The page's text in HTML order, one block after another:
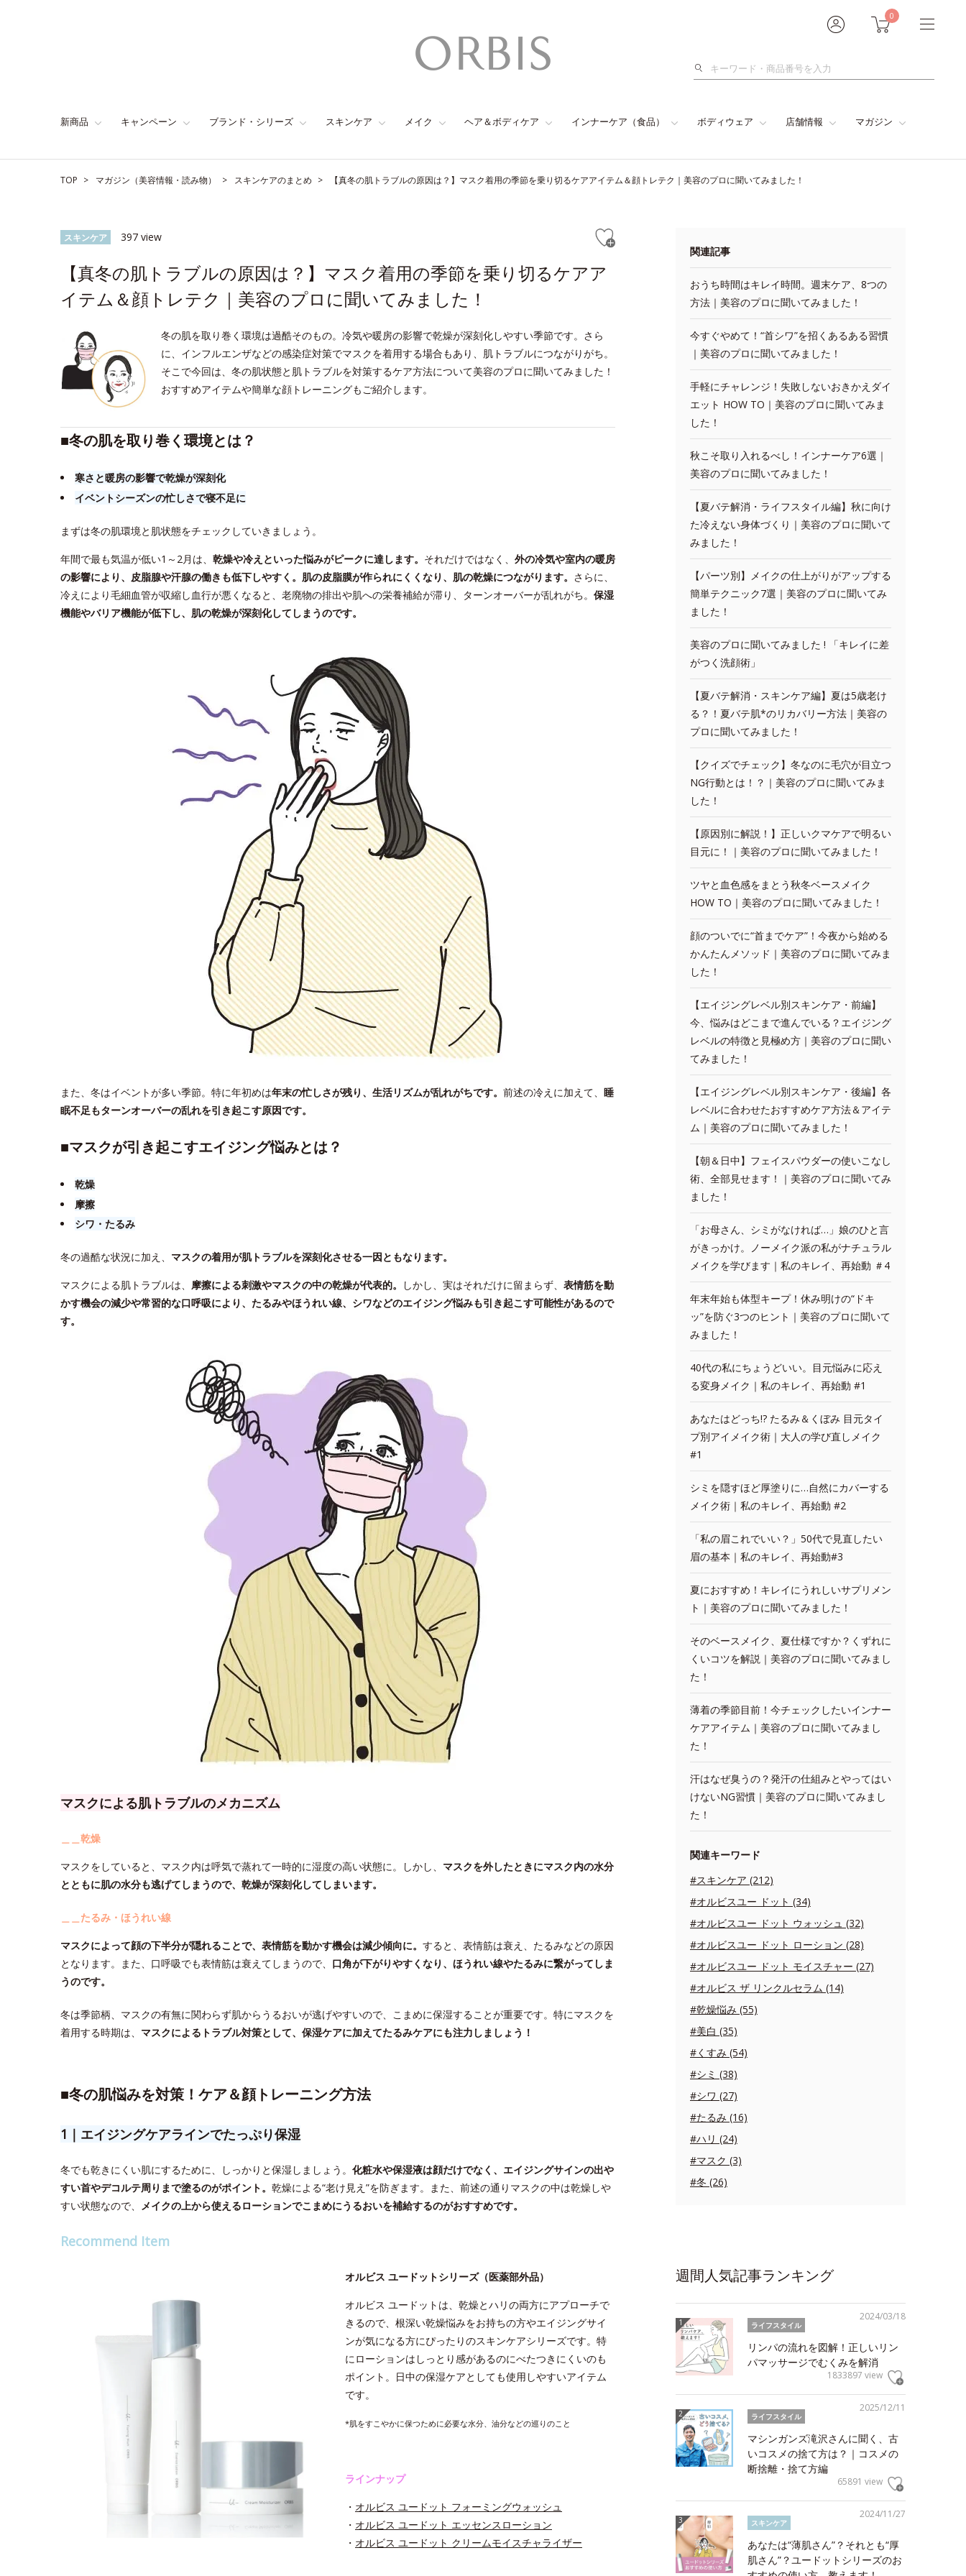
0
検
新商品 キャンペーン ブランド・シリーズ スキンケア メイク ヘア＆ボディケア インナーケア（食品） ボディウェア 店舗情報 マガジン
TOP マガジン（美容情報・読み物） スキンケアのまとめ 【真冬の肌トラブルの原因は？】マスク着用の季節を乗り切るケアアイテム＆顔トレテク｜美容のプロに聞いてみました！
スキンケア 397 view
【真冬の肌トラブルの原因は？】マスク着用の季節を乗り切るケアア
イテム＆顔トレテク｜美容のプロに聞いてみました！
冬の肌を取り巻く環境は過酷そのもの。冷気や暖房の影響で乾燥が深刻化しやすい季節です。さら
に、インフルエンザなどの感染症対策でマスクを着用する場合もあり、肌トラブルにつながりがち。
そこで今回は、冬の肌状態と肌トラブルを対策するケア方法について美容のプロに聞いてみました！
おすすめアイテムや簡単な顔トレーニングもご紹介します。
■​冬の肌を取り巻く環境とは？
寒さと暖房の影響で乾燥が深刻化
イベントシーズンの忙しさで寝不足に
まずは冬の肌環境と肌状態をチェックしていきましょう。
年間で最も気温が低い1～2月は、 乾燥や冷えといった悩みがピークに達します。 それだけではなく、 外の冷気や室内の暖房
の影響により、皮脂腺や汗腺の働きも低下しやすく。肌の皮脂膜が作られにくくなり、肌の乾燥につながります。 さらに、
冷えにより毛細血管が収縮し血行が悪くなると、老廃物の排出や肌への栄養補給が滞り、ターンオーバーが乱れがち。 保湿
機能やバリア機能が低下し、肌の乾燥が深刻化してしまうのです。
また、冬はイベントが多い季節。特に年初めは年末の忙しさが残り、生活リズムが乱れがちです。 前述の冷えに加えて、 睡
眠不足もターンオーバーの乱れを引き起こす原因です。
■​マスクが引き起こすエイジング悩みとは？
乾燥
摩擦
シワ・たるみ
冬の過酷な状況に加え、 マスクの着用が肌トラブルを深刻化させる一因ともなります。
マスクによる肌トラブルは、 摩擦による刺激やマスクの中の乾燥が代表的。 しかし、実はそれだけに留まらず、 表情筋を動
かす機会の減少や常習的な口呼吸により、たるみやほうれい線、シワなどのエイジング悩みも引き起こす可能性があるので
す。
マスクによる肌トラブルのメカニズム
＿＿乾燥
マスクをしていると、マスク内は呼気で蒸れて一時的に湿度の高い状態に。しかし、 マスクを外したときにマスク内の水分
とともに肌の水分も逃げてしまうので、乾燥が深刻化してしまいます。
＿＿たるみ・ほうれい線
マスクによって顔の下半分が隠れることで、表情筋を動かす機会は減少傾向に。 すると、表情筋は衰え、たるみなどの原因
となります。また、口呼吸でも表情筋は衰えてしまうので、 口角が下がりやすくなり、ほうれい線やたるみに繋がってしま
うのです。
冬は季節柄、マスクの有無に関わらず肌からうるおいが逃げやすいので、こまめに保湿することが重要です。特にマスクを
着用する時期は、 マスクによるトラブル対策として、保湿ケアに加えてたるみケアにも注力しましょう！
■冬の肌悩みを対策！ケア＆顔トレーニング方法
1｜エイジングケアラインでたっぷり保湿
冬でも乾きにくい肌にするために、しっかりと保湿しましょう。 化粧水や保湿液は顔だけでなく、エイジングサインの出や
すい首やデコルテ周りまで塗るのがポイント。 乾燥による“老け見え”を防ぎます。また、前述の通りマスクの中は乾燥しや
すい状態なので、 メイクの上から使えるローションでこまめにうるおいを補給するのがおすすめです。
Recommend Item
オルビス ユードットシリーズ（医薬部外品）
オルビス ユードットは、乾燥とハリの両方にアプローチで
きるので、根深い乾燥悩みをお持ちの方やエイジングサイ
ンが気になる方にぴったりのスキンケアシリーズです。特
にローションはしっとり感があるのにべたつきにくいのも
ポイント。日中の保湿ケアとしても使用しやすいアイテム
です。
*肌をすこやかに保つために必要な水分、油分などの巡りのこと
ラインナップ
・ オルビス ユードット フォーミングウォッシュ
・ オルビス ユードット エッセンスローション
・ オルビス ユードット クリームモイスチャライザー
関連記事
おうち時間はキレイ時間。週末ケア、8つの
方法｜美容のプロに聞いてみました！
今すぐやめて！“首シワ”を招くあるある習慣
｜美容のプロに聞いてみました！
手軽にチャレンジ！失敗しないおきかえダイ
エット HOW TO｜美容のプロに聞いてみま
した！
秋こそ取り入れるべし！インナーケア6選｜
美容のプロに聞いてみました！
【夏バテ解消・ライフスタイル編】秋に向け
た冷えない身体づくり｜美容のプロに聞いて
みました！
【パーツ別】メイクの仕上がりがアップする
簡単テクニック7選｜美容のプロに聞いてみ
ました！
美容のプロに聞いてみました ! 「キレイに差
がつく洗顔術」
【夏バテ解消・スキンケア編】夏は5歳老け
る？！夏バテ肌*のリカバリー方法｜美容の
プロに聞いてみました！
【クイズでチェック】冬なのに毛穴が目立つ
NG行動とは！？｜美容のプロに聞いてみま
した！
【原因別に解説！】正しいクマケアで明るい
目元に！｜美容のプロに聞いてみました！
ツヤと血色感をまとう秋冬ベースメイク
HOW TO｜美容のプロに聞いてみました！
顔のついでに“首までケア”！今夜から始める
かんたんメソッド｜美容のプロに聞いてみま
した！
【エイジングレベル別スキンケア・前編】
今、悩みはどこまで進んでいる？エイジング
レベルの特徴と見極め方｜美容のプロに聞い
てみました！
【エイジングレベル別スキンケア・後編】各
レベルに合わせたおすすめケア方法＆アイテ
ム｜美容のプロに聞いてみました！
【朝＆日中】フェイスパウダーの使いこなし
術、全部見せます！｜美容のプロに聞いてみ
ました！
「お母さん、シミがなければ…」娘のひと言
がきっかけ。ノーメイク派の私がナチュラル
メイクを学びます｜私のキレイ、再始動 ＃4
年末年始も体型キープ！休み明けの“ドキ
ッ”を防ぐ3つのヒント｜美容のプロに聞いて
みました！
40代の私にちょうどいい。目元悩みに応え
る変身メイク｜私のキレイ、再始動 #1
あなたはどっち!? たるみ＆くぼみ 目元タイ
プ別アイメイク術｜大人の学び直しメイク
#1
シミを隠すほど厚塗りに…自然にカバーする
メイク術｜私のキレイ、再始動 #2
「私の眉これでいい？」50代で見直したい
眉の基本｜私のキレイ、再始動#3
夏におすすめ！キレイにうれしいサプリメン
ト｜美容のプロに聞いてみました！
そのベースメイク、夏仕様ですか？くずれに
くいコツを解説｜美容のプロに聞いてみまし
た！
薄着の季節目前！今チェックしたいインナー
ケアアイテム｜美容のプロに聞いてみまし
た！
汗はなぜ臭うの？発汗の仕組みとやってはい
けないNG習慣｜美容のプロに聞いてみまし
た！
関連キーワード
#スキンケア (212)
#オルビスユー ドット (34)
#オルビスユー ドット ウォッシュ (32)
#オルビスユー ドット ローション (28)
#オルビスユー ドット モイスチャー (27)
#オルビス ザ リンクルセラム (14)
#乾燥悩み (55)
#美白 (35)
#くすみ (54)
#シミ (38)
#シワ (27)
#たるみ (16)
#ハリ (24)
#マスク (3)
#冬 (26)
週間人気記事ランキング
2024/03/18
ライフスタイル
リンパの流れを図解！正しいリン
パマッサージでむくみを解消
1833897 view
2025/12/11
ライフスタイル
マシンガンズ滝沢さんに聞く、古
いコスメの捨て方は？｜コスメの
断捨離・捨て方編
65891 view
2024/11/27
スキンケア
あなたは“薄肌さん”？それとも“厚
肌さん”？ユードットシリーズのお